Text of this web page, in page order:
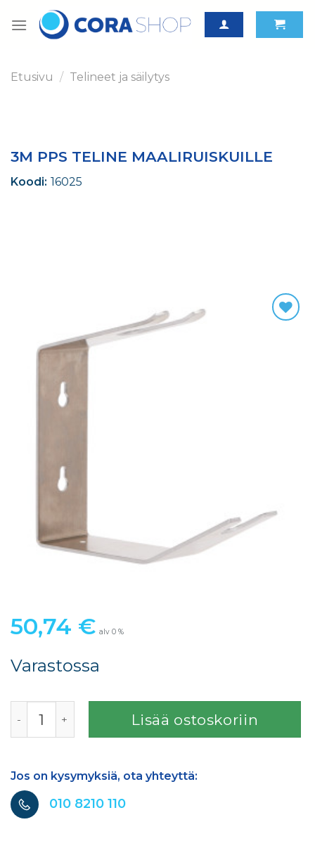
Etusivu / Telineet ja säilytys
3M PPS TELINE MAALIRUISKUILLE
Koodi: 16025
50,74 € alv 0 %
Varastossa
Lisää ostoskoriin
Jos on kysymyksiä, ota yhteyttä:
010 8210 110